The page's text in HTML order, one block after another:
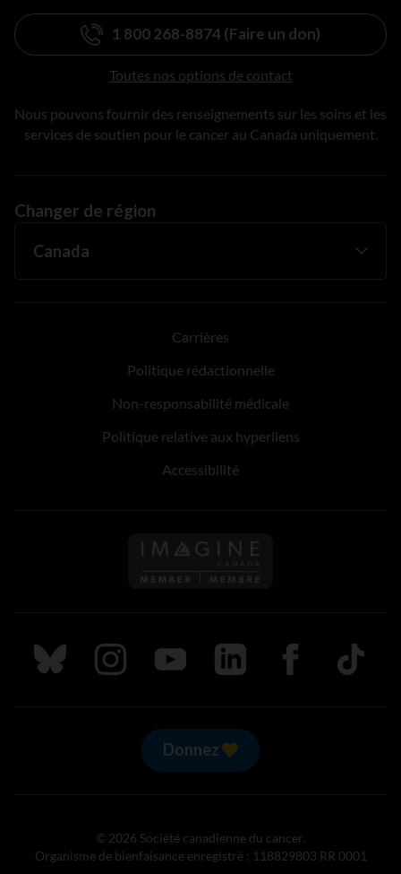
1 800 268-8874 (Faire un don)
Toutes nos options de contact
Nous pouvons fournir des renseignements sur les soins et les
services de soutien pour le cancer au Canada uniquement.
Changer de région
Carrières
Politique rédactionnelle
Non-responsabilité médicale
Politique relative aux hyperliens
Accessibilité
Suivez nous sur Bluesky
Suivez nous sur Instagram
Suivez nous sur Youtube
Suivez nous sur LinkedIn
Suivez nous sur
TikTok
Donnez
© 2026 Société canadienne du cancer.
Organisme de bienfaisance enregistré : 118829803 RR 0001